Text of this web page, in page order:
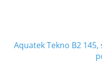
Aquatek Tekno B2